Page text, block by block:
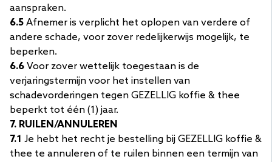
aanspraken.
6.5 Afnemer is verplicht het oplopen van verdere of
andere schade, voor zover redelijkerwijs mogelijk, te
beperken.
6.6 Voor zover wettelijk toegestaan is de
verjaringstermijn voor het instellen van
schadevorderingen tegen GEZELLIG koffie & thee
beperkt tot één (1) jaar.
7. RUILEN/ANNULEREN
7.1 Je hebt het recht je bestelling bij GEZELLIG koffie &
thee te annuleren of te ruilen binnen een termijn van